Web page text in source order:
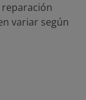
variar según